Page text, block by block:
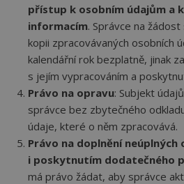
přístup k osobním údajům a
informacím. Správce na
kopii zpracovávaných osobních
kalendářní rok bezplatně, jinak
s jejím vypracováním a
Právo na opravu: Subjekt
správce bez zbytečného
údaje, které o něm zpracovává.
Právo na doplnění neúplných
i poskytnutím dodatečného
má právo žádat, aby správce
__cf_bm